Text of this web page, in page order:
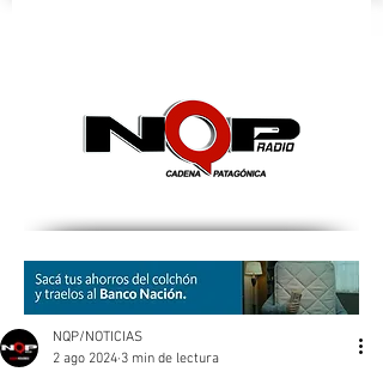
NQP/NOTICIAS
2 ago 2024 3 min de lectura